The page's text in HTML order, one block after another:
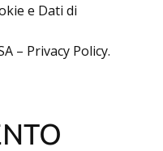
e Dati di
– Privacy Policy.